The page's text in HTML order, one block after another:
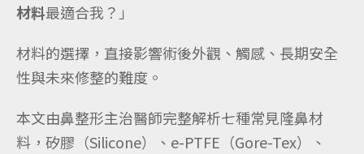
材料最適合我？」
材料的選擇，直接影響術後外觀、觸感、長期安全
性與未來修整的難度。
本文由鼻整形主治醫師完整解析七種常見隆鼻材
料，矽膠（Silicone）、e-PTFE（Gore-Tex）、